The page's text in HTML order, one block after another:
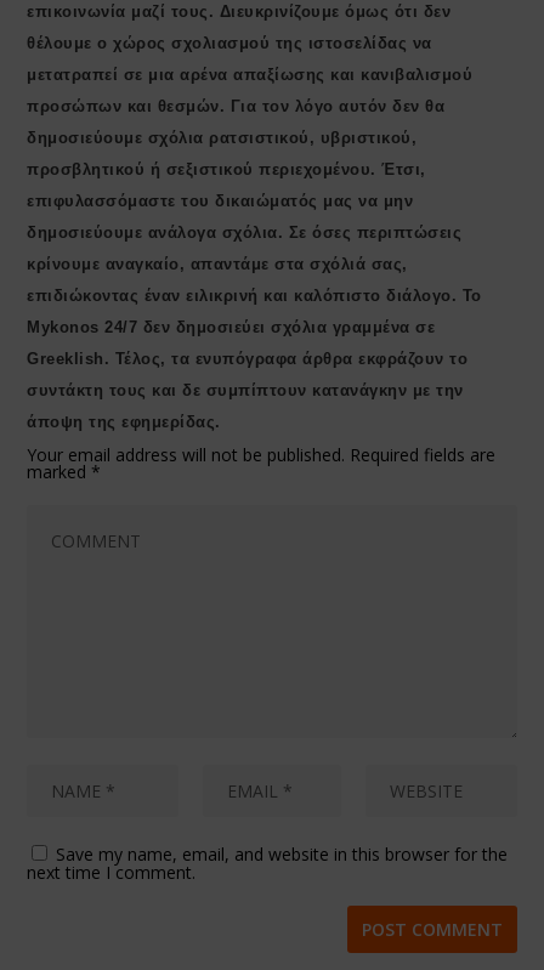
επικοινωνία μαζί τους. Διευκρινίζουμε όμως ότι δεν
θέλουμε ο χώρος σχολιασμού της ιστοσελίδας να
μετατραπεί σε μια αρένα απαξίωσης και κανιβαλισμού
προσώπων και θεσμών. Για τον λόγο αυτόν δεν θα
δημοσιεύουμε σχόλια ρατσιστικού, υβριστικού,
προσβλητικού ή σεξιστικού περιεχομένου. Έτσι,
επιφυλασσόμαστε του δικαιώματός μας να μην
δημοσιεύουμε ανάλογα σχόλια. Σε όσες περιπτώσεις
κρίνουμε αναγκαίο, απαντάμε στα σχόλιά σας,
επιδιώκοντας έναν ειλικρινή και καλόπιστο διάλογο. Το
Μykonos 24/7 δεν δημοσιεύει σχόλια γραμμένα σε
Greeklish. Τέλος, τα ενυπόγραφα άρθρα εκφράζουν το
συντάκτη τους και δε συμπίπτουν κατανάγκην με την
άποψη της εφημερίδας.
Your email address will not be published. Required fields are
marked *
Save my name, email, and website in this browser for the
next time I comment.